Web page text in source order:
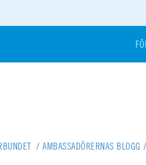
/ AMBASSADÖRERNAS BLOGG /